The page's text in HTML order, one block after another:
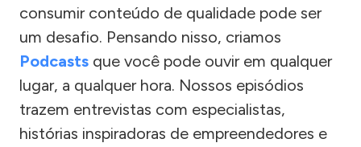
consumir conteúdo de qualidade pode ser
um desafio. Pensando nisso, criamos
Podcasts que você pode ouvir em qualquer
lugar, a qualquer hora. Nossos episódios
trazem entrevistas com especialistas,
histórias inspiradoras de empreendedores e